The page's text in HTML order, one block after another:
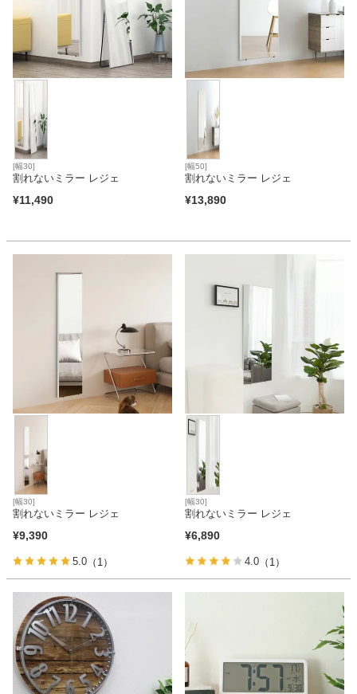
[幅30]
割れないミラー レジェ
¥11,490
[幅50]
割れないミラー レジェ
¥13,890
[幅30]
割れないミラー レジェ
¥9,390
5.0 （1）
[幅30]
割れないミラー レジェ
¥6,890
4.0 （1）